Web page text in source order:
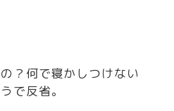
？何で寝かしつけない
で反省。